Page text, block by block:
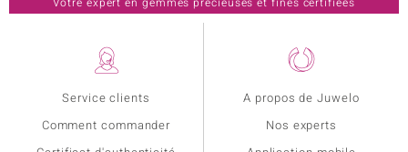
Service clients
Comment commander
A propos de Juwelo
Nos experts